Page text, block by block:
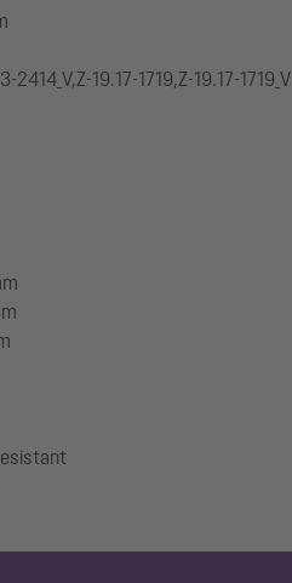
19.17-1719,Z-19.17-1719_V